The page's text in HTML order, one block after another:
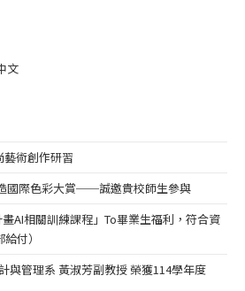
文
術創作研習
國際色彩大賞──誠邀貴校師生參與
畫AI相關訓練課程」To畢業生福利，符合資
付）
與管理系 黃淑芳副教授 榮獲114學年度